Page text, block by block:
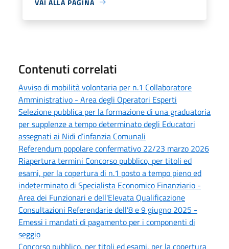
Contenuti correlati
Avviso di mobilità volontaria per n.1 Collaboratore
Amministrativo - Area degli Operatori Esperti
Selezione pubblica per la formazione di una graduatoria
per supplenze a tempo determinato degli Educatori
assegnati ai Nidi d’infanzia Comunali
Referendum popolare confermativo 22/23 marzo 2026
Riapertura termini Concorso pubblico, per titoli ed
esami, per la copertura di n.1 posto a tempo pieno ed
indeterminato di Specialista Economico Finanziario -
Area dei Funzionari e dell'Elevata Qualificazione
Consultazioni Referendarie dell’8 e 9 giugno 2025 -
Emessi i mandati di pagamento per i componenti di
seggio
Concorso pubblico, per titoli ed esami, per la copertura